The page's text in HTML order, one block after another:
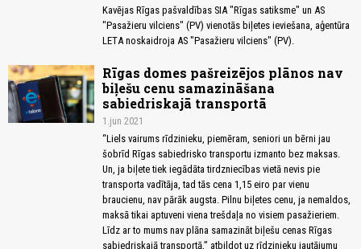
Kavējas Rīgas pašvaldības SIA "Rīgas satiksme" un AS
"Pasažieru vilciens" (PV) vienotās biļetes ieviešana, aģentūra
LETA noskaidroja AS "Pasažieru vilciens" (PV).
Rīgas domes pašreizējos plānos nav
biļešu cenu samazināšana
sabiedriskajā transportā
1.jun 2021
“Liels vairums rīdzinieku, piemēram, seniori un bērni jau
šobrīd Rīgas sabiedrisko transportu izmanto bez maksas.
Un, ja biļete tiek iegādāta tirdzniecības vietā nevis pie
transporta vadītāja, tad tās cena 1,15 eiro par vienu
braucienu, nav pārāk augsta. Pilnu biļetes cenu, ja nemaldos,
maksā tikai aptuveni viena trešdaļa no visiem pasažieriem.
Līdz ar to mums nav plāna samazināt biļešu cenas Rīgas
sabiedriskajā transportā,” atbildot uz rīdzinieku jautājumu